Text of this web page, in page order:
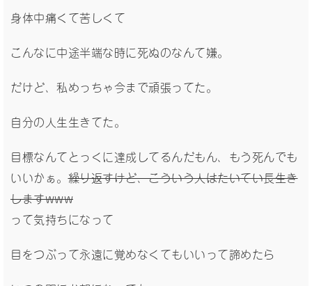
身体中痛くて苦しくて
こんなに中途半端な時に死ぬのなんて嫌。
だけど、私めっちゃ今まで頑張ってた。
自分の人生生きてた。
目標なんてとっくに達成してるんだもん、もう死んでも
いいかぁ。繰り返すけど、こういう人はたいてい長生き
しますwww
って気持ちになって
目をつぶって永遠に覚めなくてもいいって諦めたら